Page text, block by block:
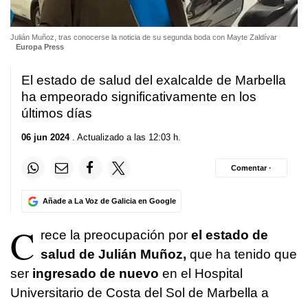
Julián Muñoz, tras conocerse la noticia de su segunda boda con Mayte Zaldívar
Europa Press
El estado de salud del exalcalde de Marbella
ha empeorado significativamente en los
últimos días
06 jun 2024. Actualizado a las 12:03 h.
Añade a La Voz de Galicia en Google
Comentar ·
C rece la preocupación por el estado de
salud de Julián Muñoz, que ha tenido que
ser ingresado de nuevo en el Hospital
Universitario de Costa del Sol de Marbella a